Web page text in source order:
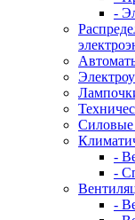
-
Силовые
-
-
-